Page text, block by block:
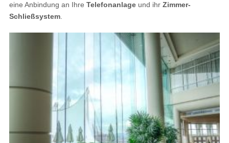
eine Anbindung an Ihre Telefonanlage und ihr Zimmer-
Schließsystem